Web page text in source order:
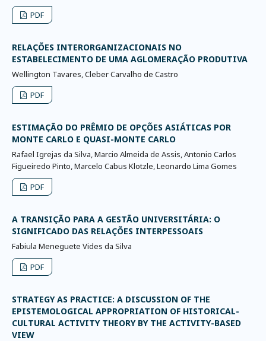
PDF
RELAÇÕES INTERORGANIZACIONAIS NO
ESTABELECIMENTO DE UMA AGLOMERAÇÃO PRODUTIVA
Wellington Tavares, Cleber Carvalho de Castro
PDF
ESTIMAÇÃO DO PRÊMIO DE OPÇÕES ASIÁTICAS POR
MONTE CARLO E QUASI-MONTE CARLO
Rafael Igrejas da Silva, Marcio Almeida de Assis, Antonio Carlos
Figueiredo Pinto, Marcelo Cabus Klotzle, Leonardo Lima Gomes
PDF
A TRANSIÇÃO PARA A GESTÃO UNIVERSITÁRIA: O
SIGNIFICADO DAS RELAÇÕES INTERPESSOAIS
Fabiula Meneguete Vides da Silva
PDF
STRATEGY AS PRACTICE: A DISCUSSION OF THE
EPISTEMOLOGICAL APPROPRIATION OF HISTORICAL-
CULTURAL ACTIVITY THEORY BY THE ACTIVITY-BASED
VIEW